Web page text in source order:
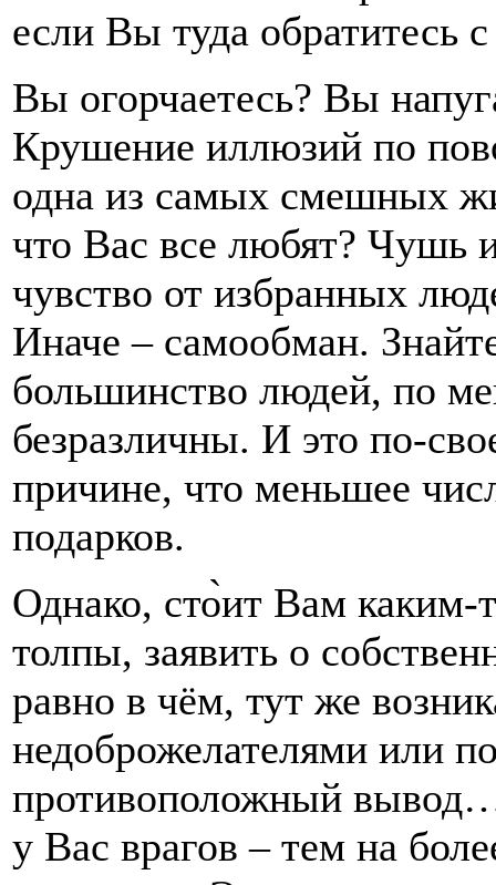
если Вы туда обратитесь
Вы огорчаетесь? Вы
Крушение иллюзий по
одна из самых смешных
что Вас все любят? Чушь
чувство от избранных
Иначе – самообман.
большинство людей, по
безразличны. И это по-
причине, что меньшее
подарков.
Однако, сто̀ит Вам каким-
толпы, заявить о
равно в чём, тут же
недоброжелателями или
противоположный
у Вас врагов – тем на